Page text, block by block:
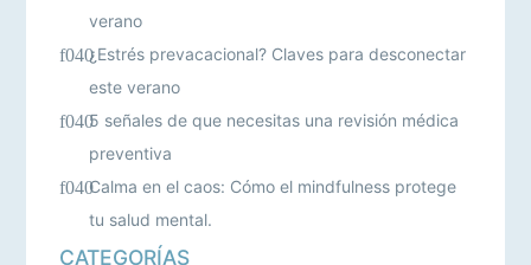
verano
¿Estrés prevacacional? Claves para desconectar
este verano
5 señales de que necesitas una revisión médica
preventiva
Calma en el caos: Cómo el mindfulness protege
tu salud mental.
CATEGORÍAS